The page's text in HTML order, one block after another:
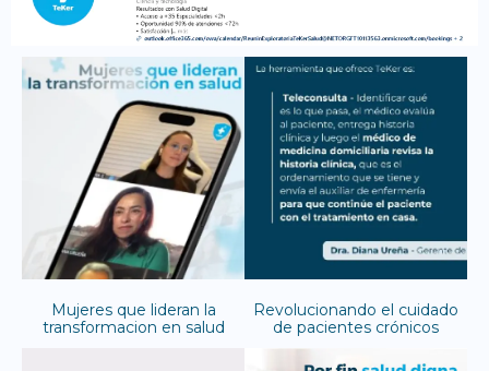
Mujeres que lideran la
transformacion en salud
Revolucionando el cuidado
de pacientes crónicos